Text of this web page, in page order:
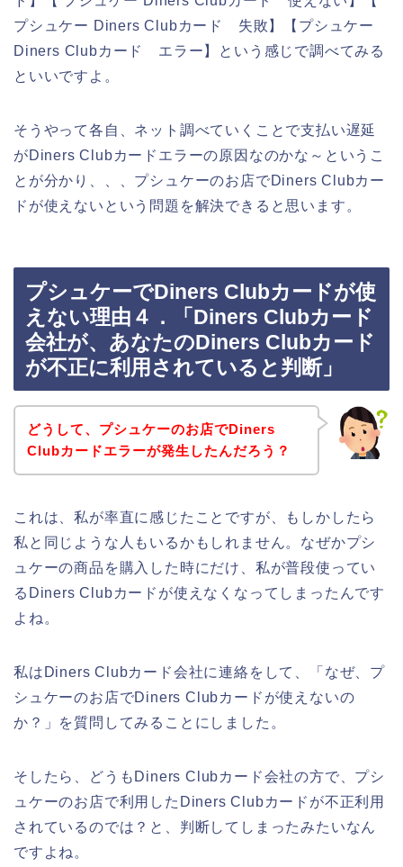
プシュケー Diners Clubカード 失敗】【プシュケー
Diners Clubカード エラー】という感じで調べてみる
といいですよ。
そうやって各自、ネット調べていくことで支払い遅延
がDiners Clubカードエラーの原因なのかな～というこ
とが分かり、、、プシュケーのお店でDiners Clubカー
ドが使えないという問題を解決できると思います。
プシュケーでDiners Clubカードが使
えない理由４．「Diners Clubカード
会社が、あなたのDiners Clubカード
が不正に利用されていると判断」
どうして、プシュケーのお店でDiners
Clubカードエラーが発生したんだろう？
これは、私が率直に感じたことですが、もしかしたら
私と同じような人もいるかもしれません。なぜかプシ
ュケーの商品を購入した時にだけ、私が普段使ってい
るDiners Clubカードが使えなくなってしまったんです
よね。
私はDiners Clubカード会社に連絡をして、「なぜ、プ
シュケーのお店でDiners Clubカードが使えないの
か？」を質問してみることにしました。
そしたら、どうもDiners Clubカード会社の方で、プシ
ュケーのお店で利用したDiners Clubカードが不正利用
されているのでは？と、判断してしまったみたいなん
ですよね。